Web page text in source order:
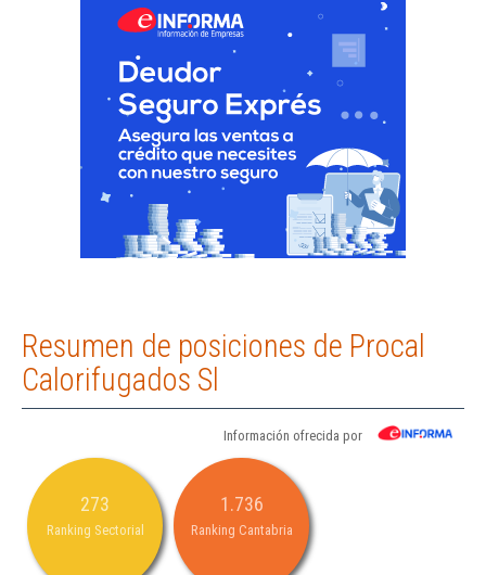
Resumen de posiciones de Procal
Calorifugados Sl
Información ofrecida por
273
Ranking Sectorial
1.736
Ranking Cantabria